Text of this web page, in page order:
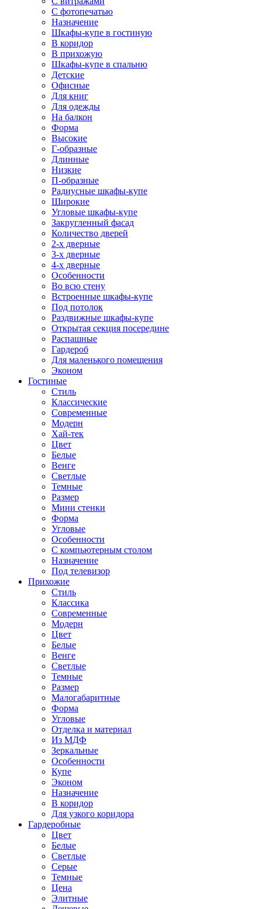
С фотопечатью
Назначение
Шкафы-купе в гостиную
В коридор
В прихожую
Шкафы-купе в спальню
Детские
Офисные
Для книг
Для одежды
На балкон
Форма
Высокие
Г-образные
Длинные
Низкие
П-образные
Радиусные шкафы-купе
Широкие
Угловые шкафы-купе
Закругленный фасад
Количество дверей
2-х дверные
3-х дверные
4-х дверные
Особенности
Во всю стену
Встроенные шкафы-купе
Под потолок
Раздвижные шкафы-купе
Открытая секция посередине
Распашные
Гардероб
Для маленького помещения
Эконом
Гостиные
Стиль
Классические
Современные
Модерн
Хай-тек
Цвет
Белые
Венге
Светлые
Темные
Размер
Мини стенки
Форма
Угловые
Особенности
С компьютерным столом
Назначение
Под телевизор
Прихожие
Стиль
Классика
Современные
Модерн
Цвет
Белые
Венге
Светлые
Темные
Размер
Малогабаритные
Форма
Угловые
Отделка и материал
Из МДФ
Зеркальные
Особенности
Купе
Эконом
Назначение
В коридор
Для узкого коридора
Гардеробные
Цвет
Белые
Светлые
Серые
Темные
Цена
Элитные